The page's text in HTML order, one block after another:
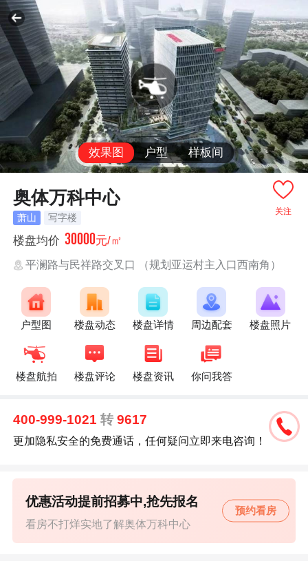
效果图 户型 样板间
关注
奥体万科中心
萧山 写字楼
楼盘均价 30000元/㎡
平澜路与民祥路交叉口 （规划亚运村主入口西南角）
户型图 楼盘动态 楼盘详情 周边配套 楼盘照片
楼盘航拍 楼盘评论 楼盘资讯 你问我答
400-999-1021转 9617
更加隐私安全的免费通话，任何疑问立即来电咨询！
看房不打烊实地了解奥体万科中心
优惠活动提前招募中,抢先报名
预约看房